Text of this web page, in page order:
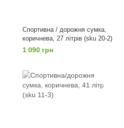
Спортивна / дорожня сумка,
коричнева, 27 літрів (sku 20-2)
1 090 грн